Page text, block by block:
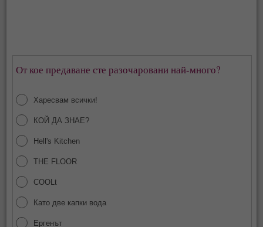
От кое предаване сте разочаровани най-много?
Харесвам всички!
КОЙ ДА ЗНАЕ?
Hell's Kitchen
THE FLOOR
COOLt
Като две капки вода
Ергенът